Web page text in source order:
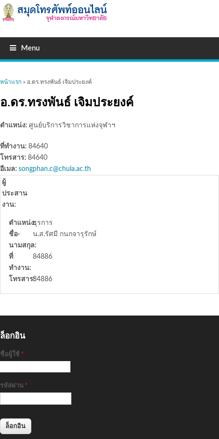
Menu
คุณอยู่ที่นี่
หน้าแรก » อ.ดร.ทรงพันธ์ เจิมประยงค์
อ.ดร.ทรงพันธ์ เจิมประยงค์
ตำแหน่ง: ศูนย์บริการวิชาการแห่งจุฬาฯ
ที่ทำงาน: 84640
โทรสาร: 84640
อีเมล: songphan.c@chula.ac.th
ผู้
ประสาน
งาน:
ตำแหน่ง:ธุรการ
ชื่อ-
นามสกุล:
น.ส.รัศมี กนกจารุรักษ์
ที่
ทำงาน:
84886
โทรสาร:84886
ล็อกอิน
ชื่อผู้ใช้ *
รหัสผ่าน *